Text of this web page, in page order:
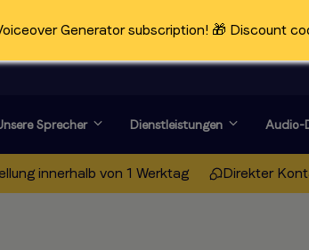
Generator subscription! 🎁 Discount
Sprecher Dienstleistungen Audio-
innerhalb von 1 Werktag Direkter